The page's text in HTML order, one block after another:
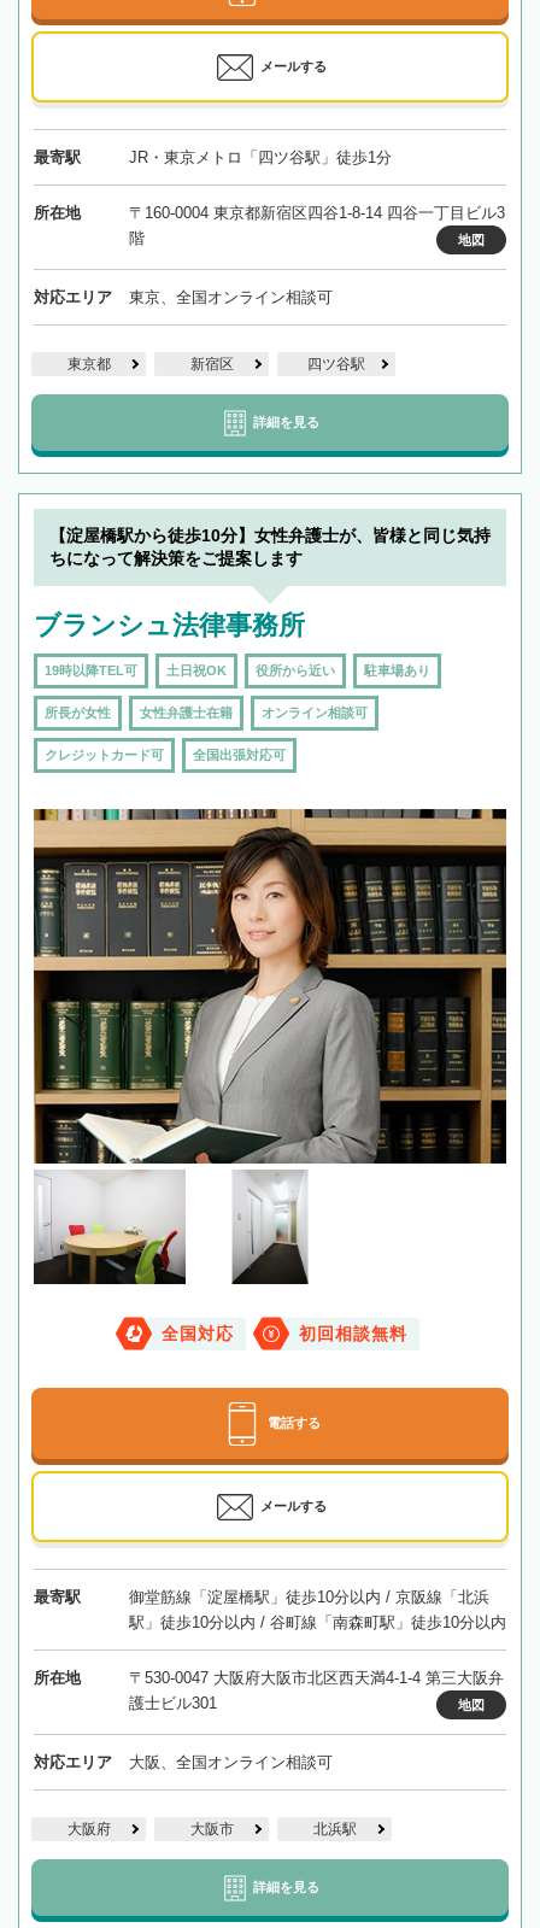
メールする
最寄駅 JR・東京メトロ「四ツ谷駅」徒歩1分
所在地
〒160-0004 東京都新宿区四谷1-8-14 四谷一丁目ビル3
階
地図
対応エリア 東京、全国オンライン相談可
東京都 新宿区 四ツ谷駅
詳細を見る
【淀屋橋駅から徒歩10分】女性弁護士が、皆様と同じ気持
ちになって解決策をご提案します
ブランシュ法律事務所
19時以降TEL可 土日祝OK 役所から近い 駐車場あり
所長が女性 女性弁護士在籍 オンライン相談可
クレジットカード可 全国出張対応可
全国対応 初回相談無料
電話する
メールする
最寄駅
御堂筋線「淀屋橋駅」徒歩10分以内 / 京阪線「北浜
駅」徒歩10分以内 / 谷町線「南森町駅」徒歩10分以内
所在地
〒530-0047 大阪府大阪市北区西天満4-1-4 第三大阪弁
護士ビル301
地図
対応エリア 大阪、全国オンライン相談可
大阪府 大阪市 北浜駅
詳細を見る